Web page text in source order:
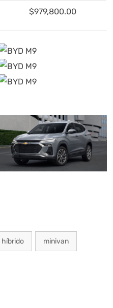
$979,800.00
híbrido minivan